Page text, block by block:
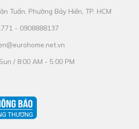
Tuấn, Phường Bảy Hiền, TP. HCM
- 0908888137
/ 8:00 AM - 5:00 PM